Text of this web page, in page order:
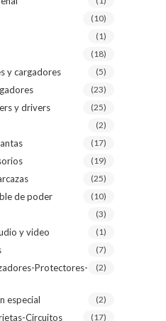
(10)
(1)
(18)
y cargadores (5)
(23)
y drivers (25)
(2)
(17)
(19)
(25)
de poder (10)
(3)
y video (1)
(7)
Protectores-
(2)
especial (2)
Circuitos (17)